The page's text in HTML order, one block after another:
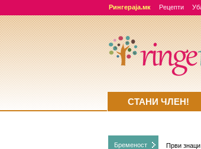
Рингераја.мк Рецепти
Бременост Први знаци
СТАНИ ЧЛЕН!